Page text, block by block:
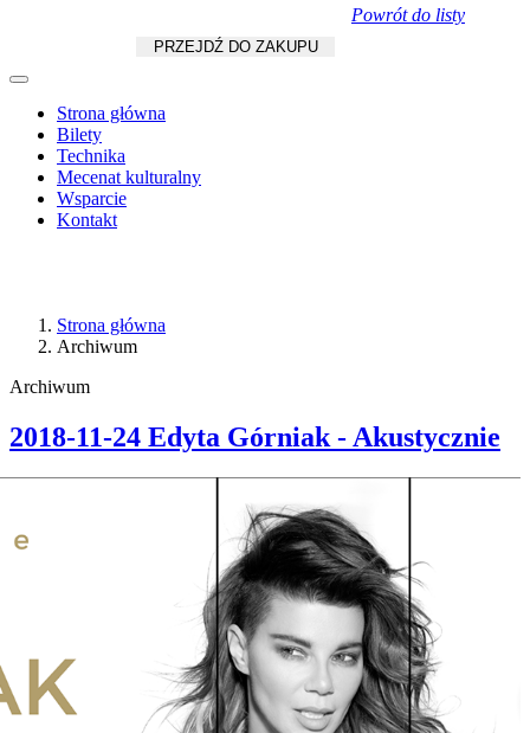
PRZEJDŹ DO ZAKUPU
Strona główna
Bilety
Technika
Mecenat kulturalny
Wsparcie
Kontakt
Strona główna
Archiwum
Archiwum
2018-11-24 Edyta Górniak - Akustycznie
Powrót do listy